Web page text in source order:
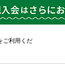
ご利用くだ